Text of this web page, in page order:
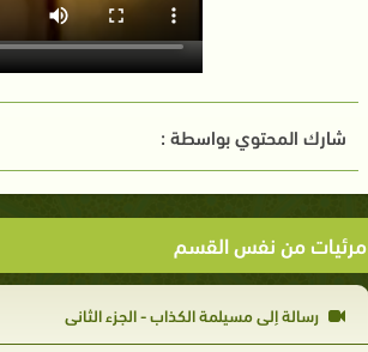
شارك المحتوي بواسطة :
مرئيات من نفس القسم
رسالة إلى مسيلمة الكذاب - الجزء الثاني